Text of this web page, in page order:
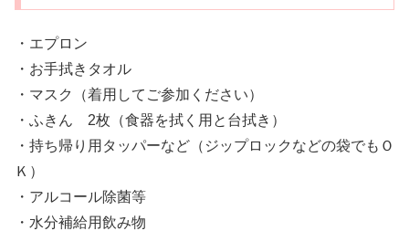
・エプロン
・お手拭きタオル
・マスク（着用してご参加ください）
・ふきん 2枚（食器を拭く用と台拭き）
・持ち帰り用タッパーなど（ジップロックなどの袋でもＯ
Ｋ）
・アルコール除菌等
・水分補給用飲み物